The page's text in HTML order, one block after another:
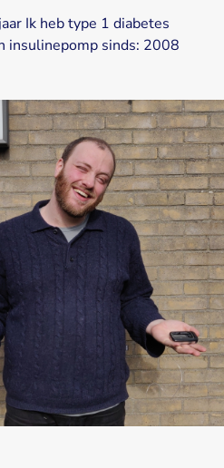
Ik heb type 1 diabetes
insulinepomp sinds: 2008